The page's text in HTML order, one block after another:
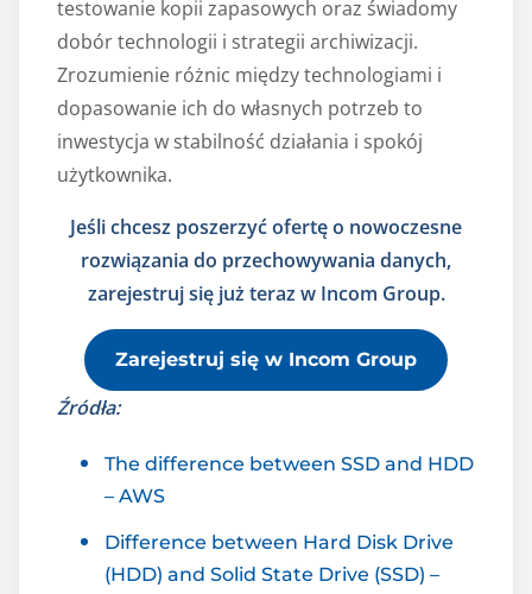
testowanie kopii zapasowych oraz świadomy
dobór technologii i strategii archiwizacji.
Zrozumienie różnic między technologiami i
dopasowanie ich do własnych potrzeb to
inwestycja w stabilność działania i spokój
użytkownika.
Jeśli chcesz poszerzyć ofertę o nowoczesne
rozwiązania do przechowywania danych,
zarejestruj się już teraz w Incom Group.
Zarejestruj się w Incom Group
Źródła:
The difference between SSD and HDD
– AWS
Difference between Hard Disk Drive
(HDD) and Solid State Drive (SSD) –